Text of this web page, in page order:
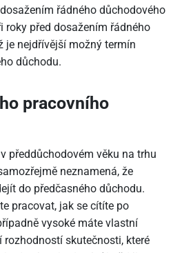
řádného důchodového
roky před dosažením řádného
je nejdřívější možný termín
důchodu.
pracovního
předdůchodovém věku na trhu
neznamená, že
do předčasného důchodu.
pracovat, jak se cítíte po
vysoké máte vlastní
rozhodností skutečnosti, které